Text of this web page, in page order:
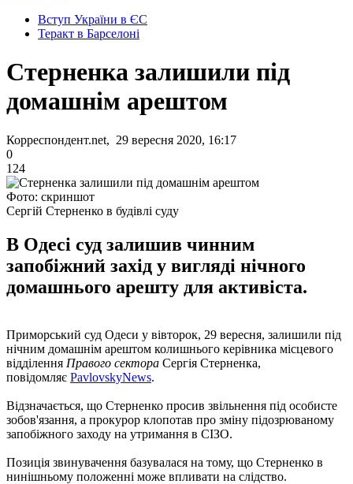
Вступ України в ЄС
Теракт в Барселоні
Стерненка залишили під
домашнім арештом
Корреспондент.net, 29 вересня 2020, 16:17
0
124
Фото: скриншот
Сергій Стерненко в будівлі суду
В Одесі суд залишив чинним
запобіжний захід у вигляді нічного
домашнього арешту для активіста.
Приморський суд Одеси у вівторок, 29 вересня, залишили під
нічним домашнім арештом колишнього керівника місцевого
відділення Правого сектора Сергія Стерненка,
повідомляє РavlovskyNews.
Відзначається, що Стерненко просив звільнення під особисте
зобов'язання, а прокурор клопотав про зміну підозрюваному
запобіжного заходу на утримання в СІЗО.
Позиція звинувачення базувалася на тому, що Стерненко в
нинішньому положенні може впливати на слідство.